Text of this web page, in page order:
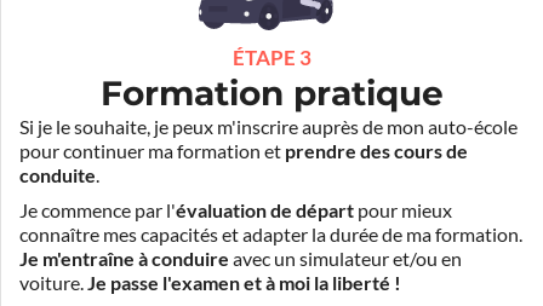
ÉTAPE 3
Formation pratique
Si je le souhaite, je peux m'inscrire auprès de mon auto-école
pour continuer ma formation et prendre des cours de
conduite.
Je commence par l'évaluation de départ pour mieux
connaître mes capacités et adapter la durée de ma formation.
Je m'entraîne à conduire avec un simulateur et/ou en
voiture.Je passe l'examen et à moi la liberté !